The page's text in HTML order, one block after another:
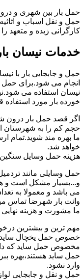
حمل بار بین شهری و
حمل و نقل اسباب و
کارگرانی زبده و متعهد
خدمات نیسان
حمل و جابجایی بار با
نیسان استفاده می
خورده بار مورد استفاده
اگر قصد حمل بار درون
حجم کم را به شهرستان
ما بهره مند شوید.تمام
خواهد شد.
هزینه حمل وسایل
حمل وسایلی مانند
و...بسیار مشکل است و
می باشد و معمولا به
وانت بار شهرضا تماس
ما مشورت و هزینه نهایی
مهم ترین و بیشترین
خصوص حمل یخچال ساید
مخصوص حمل ساید که
حمل ساید هستند،بهره
وارد نشود.
حمل و نقل و جابجایی